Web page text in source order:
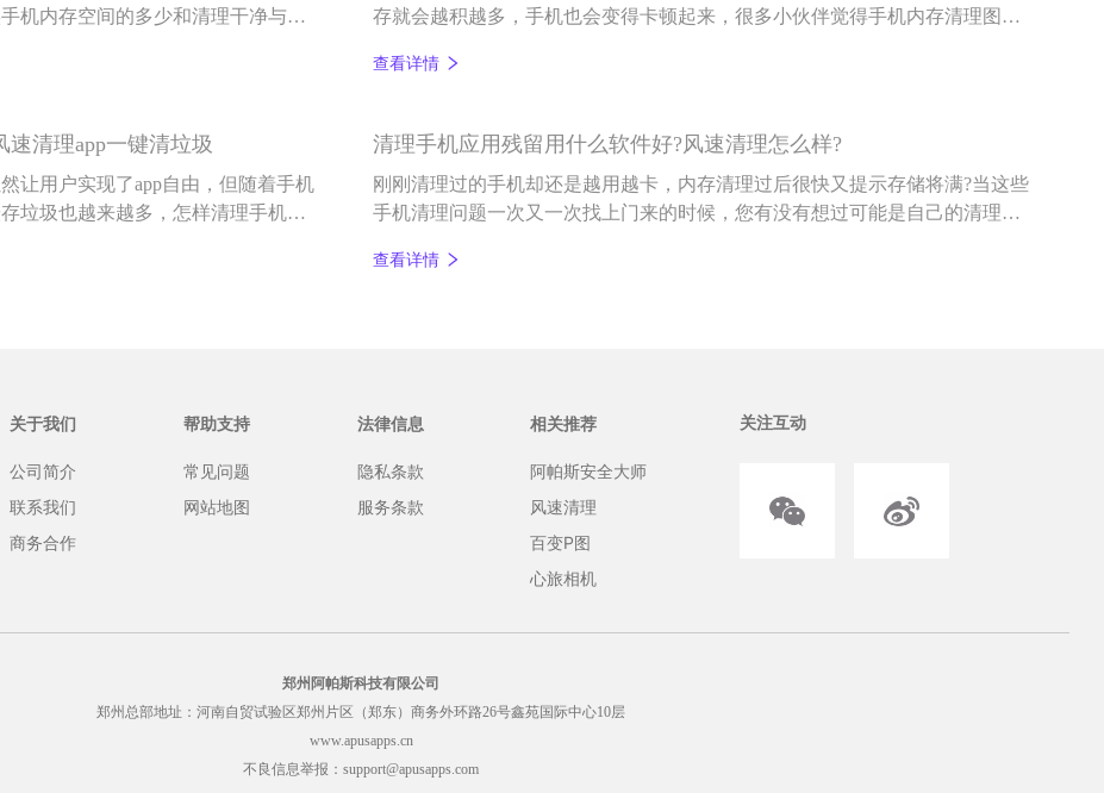
机内存空间的多少和清理干净与否
存就会越积越多，手机也会变得卡顿起来，很多小伙伴觉得手机内存清理图片
理那点事。
查看详情
清理app一键清垃圾
让用户实现了app自由，但随着手机
垃圾也越来越多，怎样清理手机应
清理手机应用残留用什么软件好?风速清理怎么样?
刚刚清理过的手机却还是越用越卡，内存清理过后很快又提示存储将满?当这些
手机清理问题一次又一次找上门来的时候，您有没有想过可能是自己的清理方
拯救手机存储空间，又不知道清理手机应用残留用什么软件好，小编接下来要
查看详情
关于我们
公司简介
联系我们
商务合作
帮助支持
常见问题
网站地图
法律信息
隐私条款
服务条款
相关推荐
阿帕斯安全大师
风速清理
百变P图
心旅相机
关注互动
郑州阿帕斯科技有限公司
郑州总部地址：河南自贸试验区郑州片区（郑东）商务外环路26号鑫苑国际中心10层
www.apusapps.cn
不良信息举报：support@apusapps.com